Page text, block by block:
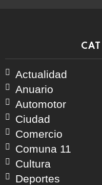
Actualidad
Anuario
Automotor
Ciudad
Comercio
Comuna 11
Cultura
Deportes